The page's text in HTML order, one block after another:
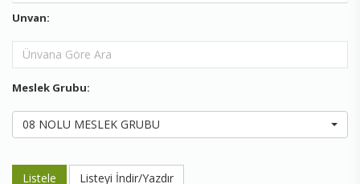
Unvan:
Meslek Grubu:
08 NOLU MESLEK GRUBU